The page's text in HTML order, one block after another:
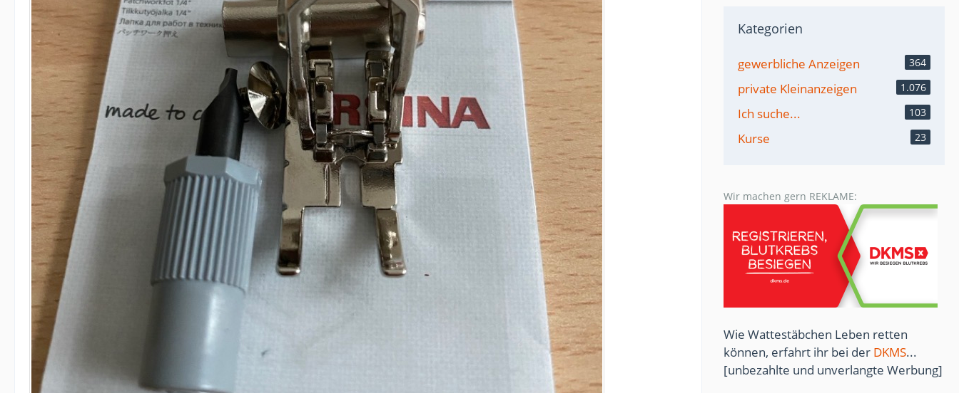
Kategorien
gewerbliche Anzeigen 364
private Kleinanzeigen 1.076
Ich suche... 103
Kurse 23
Wir machen gern REKLAME:
Wie Wattestäbchen Leben retten
können, erfahrt ihr bei der DKMS...
[unbezahlte und unverlangte Werbung]